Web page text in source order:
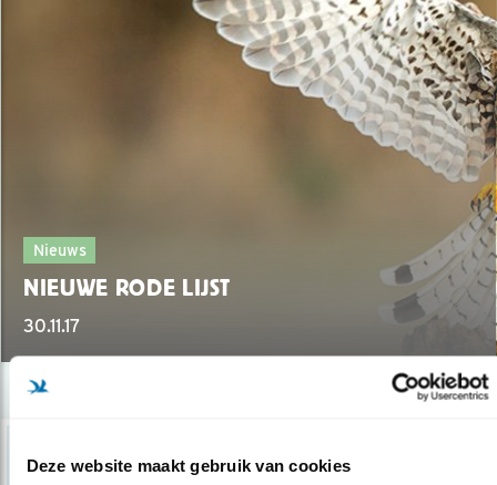
Deze website maakt gebruik van cookies
Nieuws
NIEUWE RODE LIJST
30.11.17